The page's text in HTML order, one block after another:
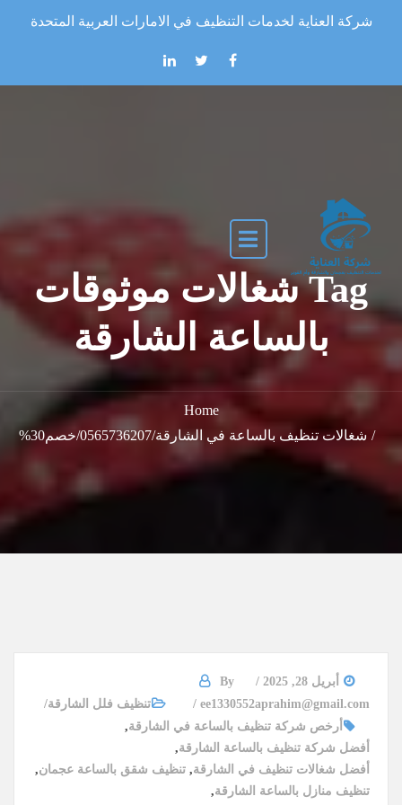
Skip to the content
شركة العناية لخدمات التنظيف في الامارات العربية المتحدة
Tag شغالات موثوقات
بالساعة الشارقة
Home
شغالات تنظيف بالساعة في الشارقة/0565736207/خصم30%
أبريل 28, 2025
By
ee1330552aprahim@gmail.com
تنظيف فلل الشارقة
أرخص شركة تنظيف بالساعة في الشارقة,
أفضل شركة تنظيف بالساعة الشارقة,
أفضل شغالات تنظيف في الشارقة, تنظيف شقق بالساعة عجمان,
تنظيف منازل بالساعة الشارقة,